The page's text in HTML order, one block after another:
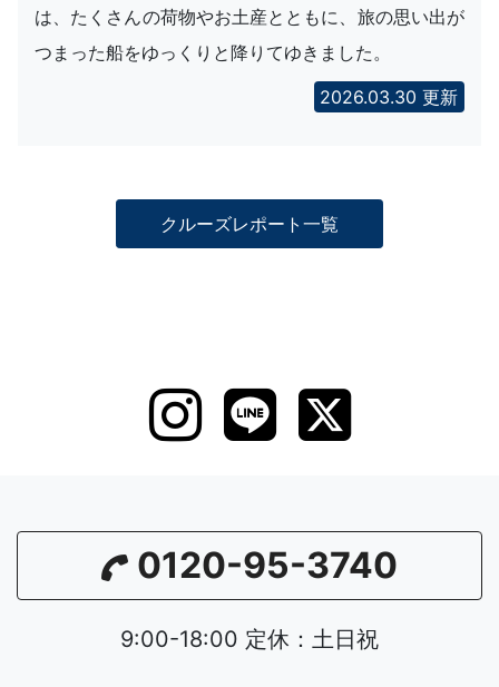
は、たくさんの荷物やお土産とともに、旅の思い出が
つまった船をゆっくりと降りてゆきました。
2026.03.30 更新
クルーズレポート一覧
0120-95-3740
9:00-18:00 定休：土日祝